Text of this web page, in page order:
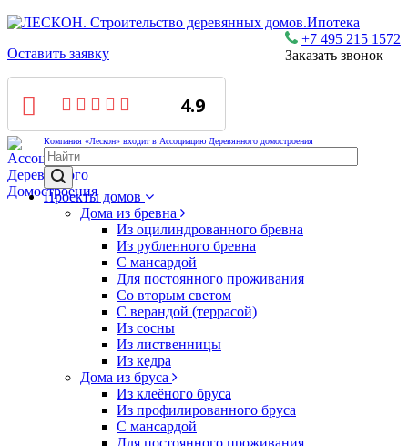
+7 495 215 1572
Заказать звонок
Ипотека
Оставить заявку
4.9
Компания «Лескон» входит в Ассоциацию Деревянного домостроения
Проекты домов
Дома из бревна
Из оцилиндрованного бревна
Из рубленного бревна
С мансардой
Для постоянного проживания
Со вторым светом
С верандой (террасой)
Из сосны
Из лиственницы
Из кедра
Дома из бруса
Из клеёного бруса
Из профилированного бруса
С мансардой
Для постоянного проживания